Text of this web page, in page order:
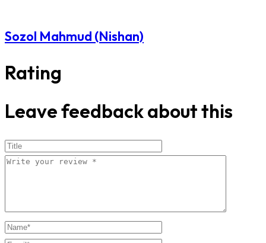
Sozol Mahmud (Nishan)
Rating
Leave feedback about this